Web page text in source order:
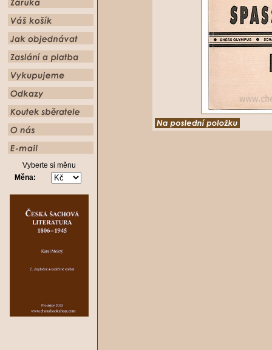
Vyberte si měnu
Měna: